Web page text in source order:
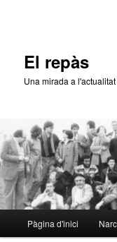
El repàs
Una mirada a
principal
Pàgina d'inici